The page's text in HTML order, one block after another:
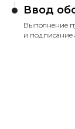
Ввод
Выполнение
и подписание